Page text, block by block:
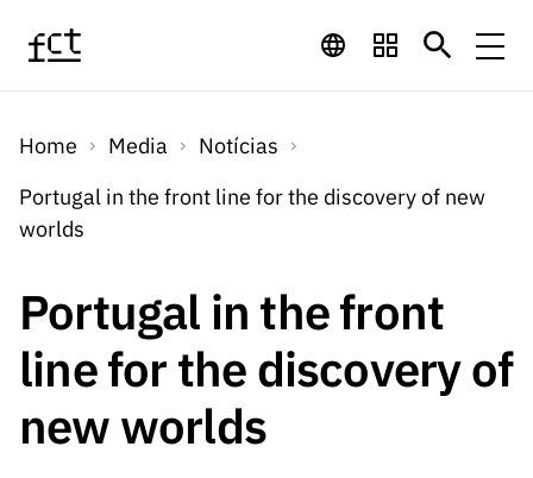
Financiamento
Programas de
Internacional
Prémios
LINKS
Computaç
Emprego
Concursos
Concursos Previstos
Concursos Fechados
Calendário de
RÁPIDOS
Bolsas
Emprego
Serviços
ServiçosServiços digitais:
Tecnologia para o
Media
MediaNotícias
Home Media
Notícias
Portugal in the front line for the discovery of new
worlds
Portugal in the front
line for the discovery of
new worlds